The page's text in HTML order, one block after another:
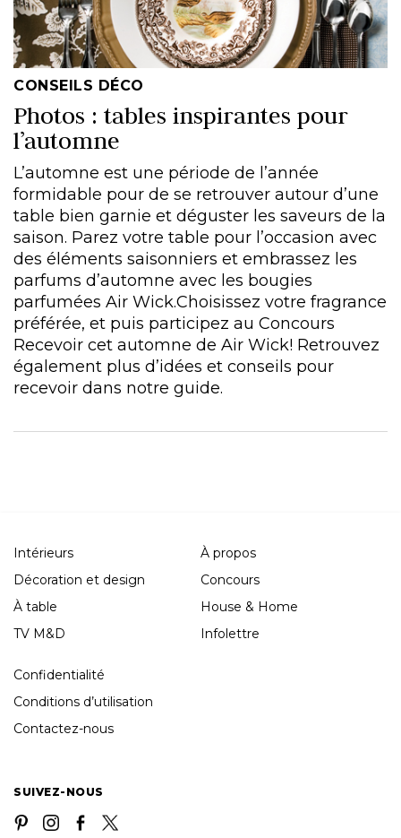
CONSEILS DÉCO
Photos : tables inspirantes pour
l’automne
L’automne est une période de l’année
formidable pour de se retrouver autour d’une
table bien garnie et déguster les saveurs de la
saison. Parez votre table pour l’occasion avec
des éléments saisonniers et embrassez les
parfums d’automne avec les bougies
parfumées Air Wick.Choisissez votre fragrance
préférée, et puis participez au Concours
Recevoir cet automne de Air Wick! Retrouvez
également plus d’idées et conseils pour
recevoir dans notre guide.
Intérieurs
Décoration et design
À table
TV M&D
À propos
Concours
House & Home
Infolettre
Confidentialité
Conditions d’utilisation
Contactez-nous
SUIVEZ-NOUS